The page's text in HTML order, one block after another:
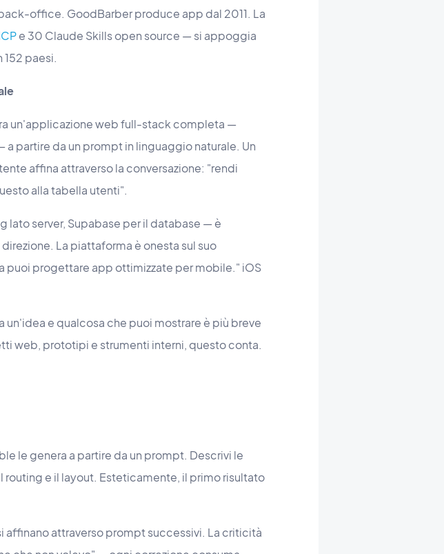
office. GoodBarber produce app dal 2011. La
e 30 Claude Skills open source — si appoggia
paesi.
un'applicazione web full-stack completa —
partire da un prompt in linguaggio naturale. Un
affina attraverso la conversazione: "rendi
alla tabella utenti".
lato server, Supabase per il database — è
La piattaforma è onesta sul suo
puoi progettare app ottimizzate per mobile." iOS
e qualcosa che puoi mostrare è più breve
web, prototipi e strumenti interni, questo conta.
le genera a partire da un prompt. Descrivi le
e il layout. Esteticamente, il primo risultato
affinano attraverso prompt successivi. La criticità